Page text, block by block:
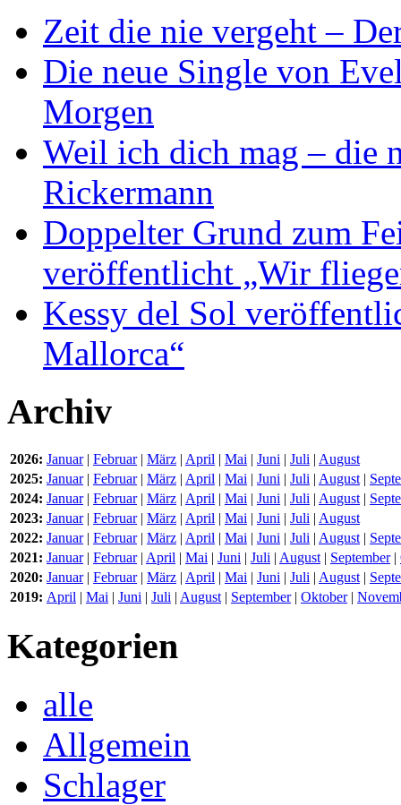
Zeit die nie vergeht –
Die neue Single von
Morgen
Weil ich dich mag – die
Rickermann
Doppelter Grund zum
veröffentlicht „Wir
Kessy del Sol
Mallorca“
Archiv
2026: Januar| Februar| März | April | Mai | Juni | Juli | August
2025: Januar| Februar| März | April | Mai | Juni | Juli | August|
2024: Januar| Februar| März | April | Mai | Juni | Juli | August|
2023: Januar| Februar| März | April | Mai | Juni | Juli | August
2022: Januar| Februar| März | April | Mai | Juni | Juli | August|
2021: Januar| Februar| April | Mai | Juni | Juli | August| September|
2020: Januar| Februar| März | April | Mai | Juni | Juli | August|
2019: April | Mai | Juni | Juli | August| September| Oktober|
Kategorien
alle
Allgemein
Schlager